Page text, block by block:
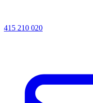
415 210 020